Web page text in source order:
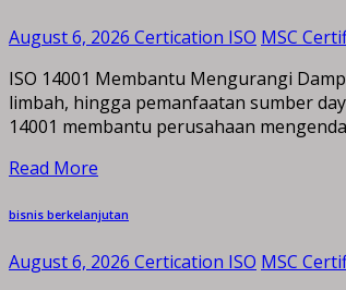
August 6, 2026 Certication ISO MSC
ISO 14001 Membantu Mengurangi
limbah, hingga pemanfaatan sumber
14001 membantu perusahaan
Read More
bisnis berkelanjutan
August 6, 2026 Certication ISO MSC